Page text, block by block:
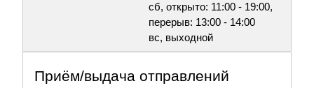
сб, открыто: 11:00 - 19:00,
перерыв: 13:00 - 14:00
вс, выходной
Приём/выдача отправлений